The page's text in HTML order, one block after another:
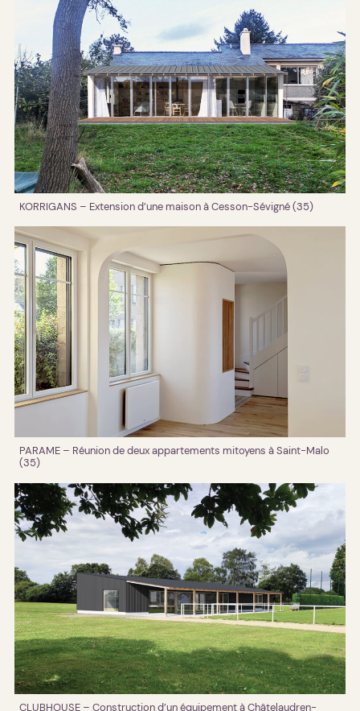
KORRIGANS – Extension d’une maison à Cesson-Sévigné (35)
PARAME – Réunion de deux appartements mitoyens à Saint-Malo
(35)
CLUBHOUSE – Construction d’un équipement à Châtelaudren-